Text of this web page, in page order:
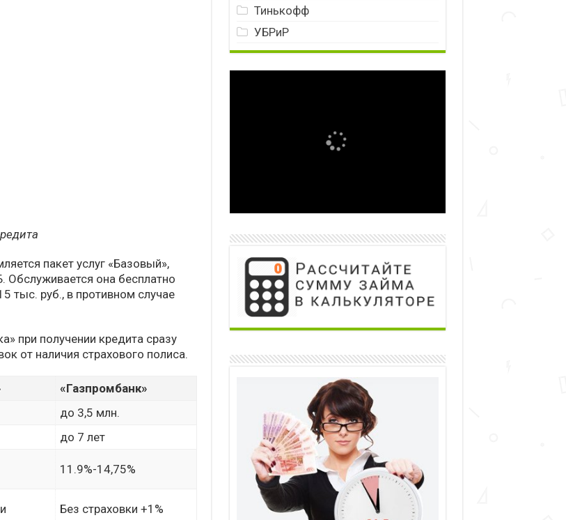
пакет услуг «Базовый»,
она бесплатно
тыс. руб., в противном случае
при получении кредита сразу
от наличия страхового полиса.
«Газпромбанк»
до 3,5 млн.
до 7 лет
11.9%-14,75%
Без страховки +1%
Тинькофф
УБРиР